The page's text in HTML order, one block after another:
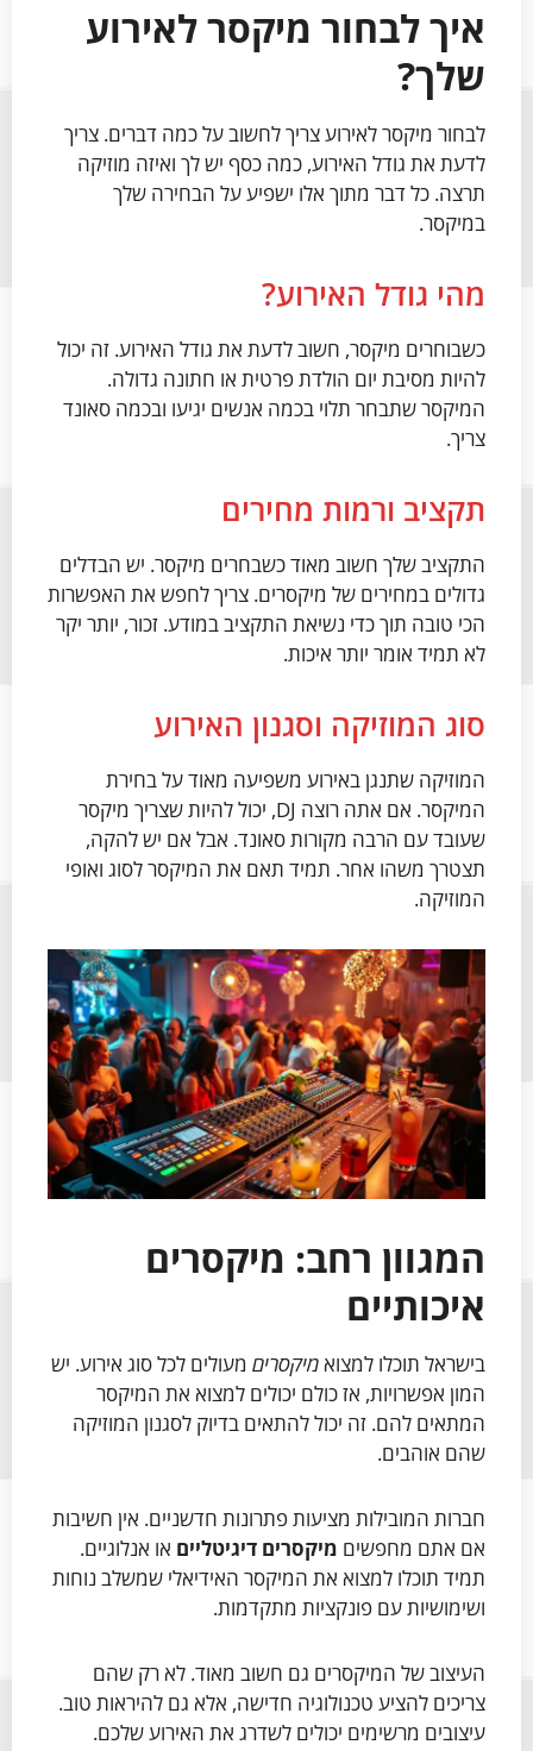
איך לבחור מיקסר לאירוע
שלך?
לבחור מיקסר לאירוע צריך לחשוב על כמה דברים. צריך
לדעת את גודל האירוע, כמה כסף יש לך ואיזה מוזיקה
תרצה. כל דבר מתוך אלו ישפיע על הבחירה שלך
במיקסר.
מהי גודל האירוע?
כשבוחרים מיקסר, חשוב לדעת את גודל האירוע. זה יכול
להיות מסיבת יום הולדת פרטית או חתונה גדולה.
המיקסר שתבחר תלוי בכמה אנשים יגיעו ובכמה סאונד
צריך.
תקציב ורמות מחירים
התקציב שלך חשוב מאוד כשבחרים מיקסר. יש הבדלים
גדולים במחירים של מיקסרים. צריך לחפש את האפשרות
הכי טובה תוך כדי נשיאת התקציב במודע. זכור, יותר יקר
לא תמיד אומר יותר איכות.
סוג המוזיקה וסגנון האירוע
המוזיקה שתנגן באירוע משפיעה מאוד על בחירת
המיקסר. אם אתה רוצה DJ, יכול להיות שצריך מיקסר
שעובד עם הרבה מקורות סאונד. אבל אם יש להקה,
תצטרך משהו אחר. תמיד תאם את המיקסר לסוג ואופי
המוזיקה.
המגוון רחב: מיקסרים
איכותיים
בישראל תוכלו למצוא מיקסרים מעולים לכל סוג אירוע. יש
המון אפשרויות, אז כולם יכולים למצוא את המיקסר
המתאים להם. זה יכול להתאים בדיוק לסגנון המוזיקה
שהם אוהבים.
חברות המובילות מציעות פתרונות חדשניים. אין חשיבות
אם אתם מחפשים מיקסרים דיגיטליים או אנלוגיים.
תמיד תוכלו למצוא את המיקסר האידיאלי שמשלב נוחות
ושימושיות עם פונקציות מתקדמות.
העיצוב של המיקסרים גם חשוב מאוד. לא רק שהם
צריכים להציע טכנולוגיה חדישה, אלא גם להיראות טוב.
עיצובים מרשימים יכולים לשדרג את האירוע שלכם.